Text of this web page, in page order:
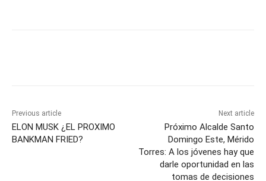
Previous article
ELON MUSK ¿EL PROXIMO
BANKMAN FRIED?
Next article
Próximo Alcalde Santo
Domingo Este, Mérido
Torres: A los jóvenes hay que
darle oportunidad en las
tomas de decisiones